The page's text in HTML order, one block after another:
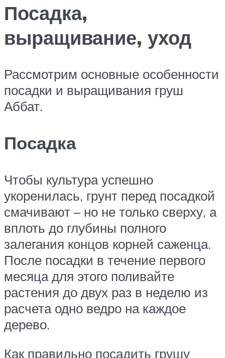
Посадка,
выращивание, уход
Рассмотрим основные особенности
посадки и выращивания груш
Аббат.
Посадка
Чтобы культура успешно
укоренилась, грунт перед посадкой
смачивают – но не только сверху, а
вплоть до глубины полного
залегания концов корней саженца.
После посадки в течение первого
месяца для этого поливайте
растения до двух раз в неделю из
расчета одно ведро на каждое
дерево.
Как правильно посадить грушу